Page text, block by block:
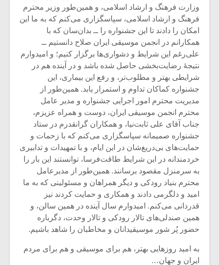
وزارت فرهنگ و ارشاد اسلامی، و همین‌طور وزیر محترم
فرهنگ و ارشاد اسلامی، سپاسگزاری می‌کنم که به ما این
امکان را دادند تا این جشنواره را ــ بدان‌سان که با
همکارانم در انجمن موسیقی ایران صلاح دانستیم ــ
علی‌رغم این شرایط و دشواری‌ها برگزار کنیم؛ و امیدوارم
نتیجۀ رضایت‌بخشی حاصل شده باشد و در آینده هم در
شرایطی بهتر و مطلوب‌تر، و رفع این بیماری، این
جشنواره کماکان تداوم و استمرار یابد. همین‌طور از
مدیریت محترم امور اجرایی جشنواره و مدیر عامل
محترم انجمن موسیقی ایران، دوست و همراه عزیزم،
جناب آقای علی ثابت‌نیا، و همکاران گرانقدرم در ستاد
جشنواره صمیمانه سپاسگزاری می‌کنم که با زحمات و
حمایت‌های بی‌دریغ‌شان در این ایام، و با تمهیدات و تدابیری
خردمندانه در این شرایط طاقت‌فرسا، توانستند این بار را
به سرمنزل مقصود برسانند. همین‌طور از مدیرعامل
محترم بنیاد رودکی و دیگر همراهان و مسئولینی که به ما
امید و دلگرمی دادند و همکاری و حمایت کردند نیز
قدردانی می‌کنم. امیدوارم سال آینده در همین سالن، و
همین صندلی‌های تالار رودکی و تالار وحدت، دگرباره
حضور پُر شور موسیقیدانان و مخاطبان را شاهد باشیم.
به امید روزهایی بهتر، هم برای موسیقی و هم برای مردم
ایران و جهان…